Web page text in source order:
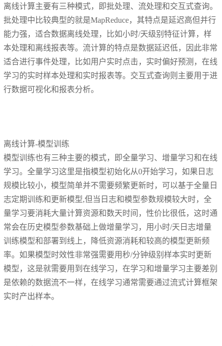
离线计算主要有三种模式，即批处理、流处理和交互式查询。
批处理中比较典型的就是MapReduce，其特点是延迟高但并行
能力强，适合数据离线处理，比如小时/天级别特征计算，样
本处理和离线报表等。流计算的特点是数据延迟低，因此非常
适合进行事件处理，比如用户实时点击，实时偏好预测，在线
学习的实时样本处理和实时报表等。交互式查询则主要用于进
行数据可视化和报表分析。
离线计算-模型训练
模型训练也有三种主要的模式，即全量学习、增量学习和在线
学习。全量学习这里是指模型初始化从0开始学习，如果日志
规模比较小，模型简单并不需要频繁更新时，可以基于全量日
志定期训练和更新模型,但当日志和模型参数规模较大时，全
量学习要消耗大量计算资源和数天时间，性价比很低，这时通
常会在历史模型参数基础上做增量学习，用小时/天日志增量
训练模型和部署到线上，降低资源消耗和较高的模型更新频
率。如果模型时效性非常强需要用秒/分钟级别样本实时更新
模型，这是就需要用到在线学习，在学习和增量学习主要差别
是依赖的数据流不一样，在线学习通常需要通过流式计算框架
实时产出样本。